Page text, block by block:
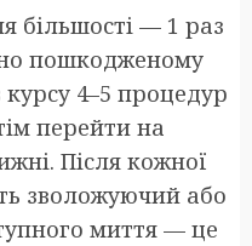
більшості — 1 раз
пошкодженому
4–5 процедур
перейти на
Після кожної
зволожуючий або
миття — це